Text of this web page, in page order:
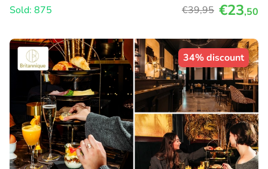
Sold: 875
€39,95 €23,50
34% discount